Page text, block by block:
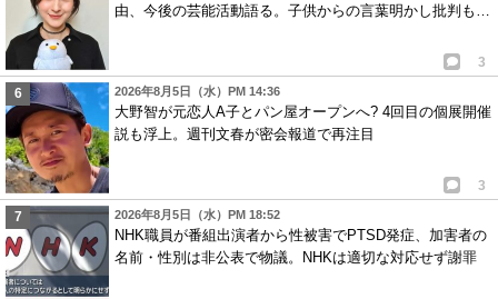
由、今後の芸能活動語る。子供からの言葉明かし批判も…
3
2026年8月5日（水）PM 14:36
大野智が元恋人A子とパン屋オープンへ? 4回目の個展開催
説も浮上。週刊文春が密会報道で再注目
3
2026年8月5日（水）PM 18:52
NHK職員が番組出演者から性被害でPTSD発症、加害者の
名前・性別は非公表で物議。NHKは適切な対応せず謝罪